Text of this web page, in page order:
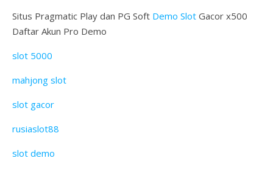
Situs Pragmatic Play dan PG Soft Demo Slot Gacor x500
Daftar Akun Pro Demo
slot 5000
mahjong slot
slot gacor
rusiaslot88
slot demo